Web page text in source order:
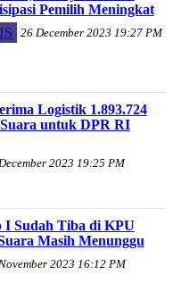
Pemilih Meningkat
26 December 2023 19:27 PM
Logistik 1.893.724
untuk DPR RI
2023 19:25 PM
I Sudah Tiba di KPU
Masih Menunggu
2023 16:12 PM